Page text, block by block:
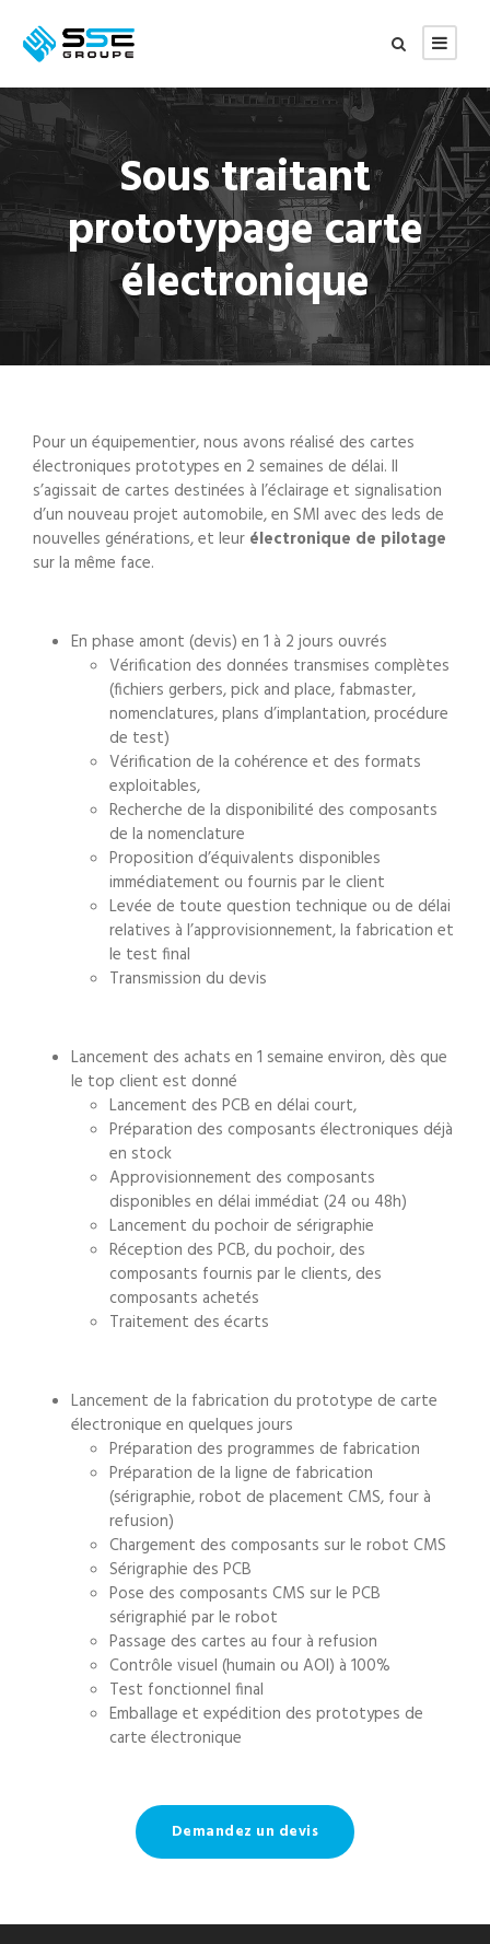
Sous traitant
prototypage carte
électronique
Pour un équipementier, nous avons réalisé des cartes
électroniques prototypes en 2 semaines de délai. Il
s’agissait de cartes destinées à l’éclairage et signalisation
d’un nouveau projet automobile, en SMI avec des leds de
nouvelles générations, et leur électronique de pilotage
sur la même face.
En phase amont (devis) en 1 à 2 jours ouvrés
Vérification des données transmises complètes
(fichiers gerbers, pick and place, fabmaster,
nomenclatures, plans d’implantation, procédure
de test)
Vérification de la cohérence et des formats
exploitables,
Recherche de la disponibilité des composants
de la nomenclature
Proposition d’équivalents disponibles
immédiatement ou fournis par le client
Levée de toute question technique ou de délai
relatives à l’approvisionnement, la fabrication et
le test final
Transmission du devis
Lancement des achats en 1 semaine environ, dès que
le top client est donné
Lancement des PCB en délai court,
Préparation des composants électroniques déjà
en stock
Approvisionnement des composants
disponibles en délai immédiat (24 ou 48h)
Lancement du pochoir de sérigraphie
Réception des PCB, du pochoir, des
composants fournis par le clients, des
composants achetés
Traitement des écarts
Lancement de la fabrication du prototype de carte
électronique en quelques jours
Préparation des programmes de fabrication
Préparation de la ligne de fabrication
(sérigraphie, robot de placement CMS, four à
refusion)
Chargement des composants sur le robot CMS
Sérigraphie des PCB
Pose des composants CMS sur le PCB
sérigraphié par le robot
Passage des cartes au four à refusion
Contrôle visuel (humain ou AOI) à 100%
Test fonctionnel final
Emballage et expédition des prototypes de
carte électronique
Demandez un devis